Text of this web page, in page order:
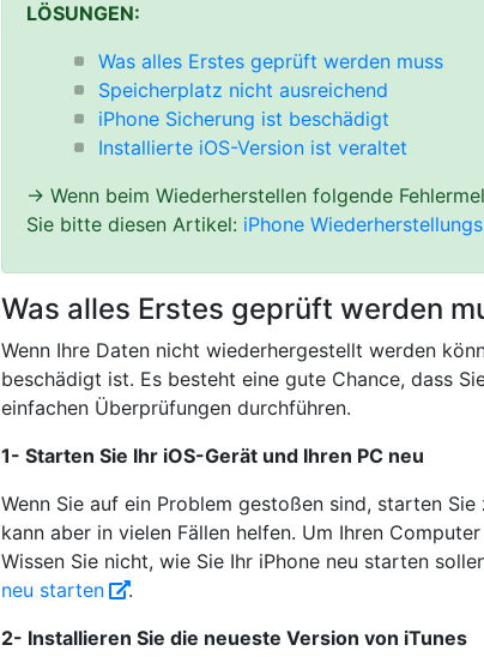
LÖSUNGEN:
Was alles Erstes geprüft werden muss
Speicherplatz nicht ausreichend
iPhone Sicherung ist beschädigt
Installierte iOS-Version ist veraltet
→ Wenn beim Wiederherstellen folgende
Sie bitte diesen Artikel: iPhone
Was alles Erstes geprüft werden
Wenn Ihre Daten nicht wiederhergestellt werden
beschädigt ist. Es besteht eine gute Chance, dass
einfachen Überprüfungen durchführen.
1- Starten Sie Ihr iOS-Gerät und Ihren PC neu
Wenn Sie auf ein Problem gestoßen sind, starten
kann aber in vielen Fällen helfen. Um Ihren
Wissen Sie nicht, wie Sie Ihr iPhone neu starten
neu starten
.
2- Installieren Sie die neueste Version von iTunes